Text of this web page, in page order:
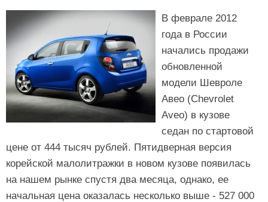
В феврале 2012
года в России
начались продажи
обновленной
модели Шевроле
Авео (Chevrolet
Aveo) в кузове
седан по стартовой
цене от 444 тысяч рублей. Пятидверная версия
корейской малолитражки в новом кузове появилась
на нашем рынке спустя два месяца, однако, ее
начальная цена оказалась несколько выше - 527 000